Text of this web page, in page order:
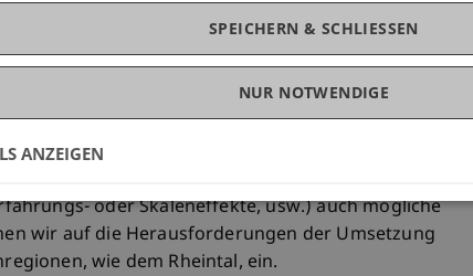
Liechtenstein, der Ostschweiz und Vorarlberg
für alle KMU relevante Wege auf, wie ihre
Wettbewerbsfähigkeit, gestärkt werden kann.
Möglichkeit beschreibt die Strategie eines
Kosten einen Wettbewerbsvorteil zu erlangen.
neben den Konzepten der Kostenführerschaft
oder Skaleneffekte, usw.) auch mögliche
wir auf die Herausforderungen der Umsetzung
wie dem Rheintal, ein.
SPEICHERN & SCHLIESSEN
NUR NOTWENDIGE
ANZEIGEN